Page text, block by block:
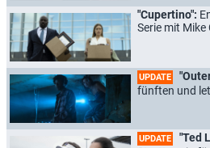
"Cupertino":
Serie mit Mike
UPDATE
fünften und
UPDATE "Ted